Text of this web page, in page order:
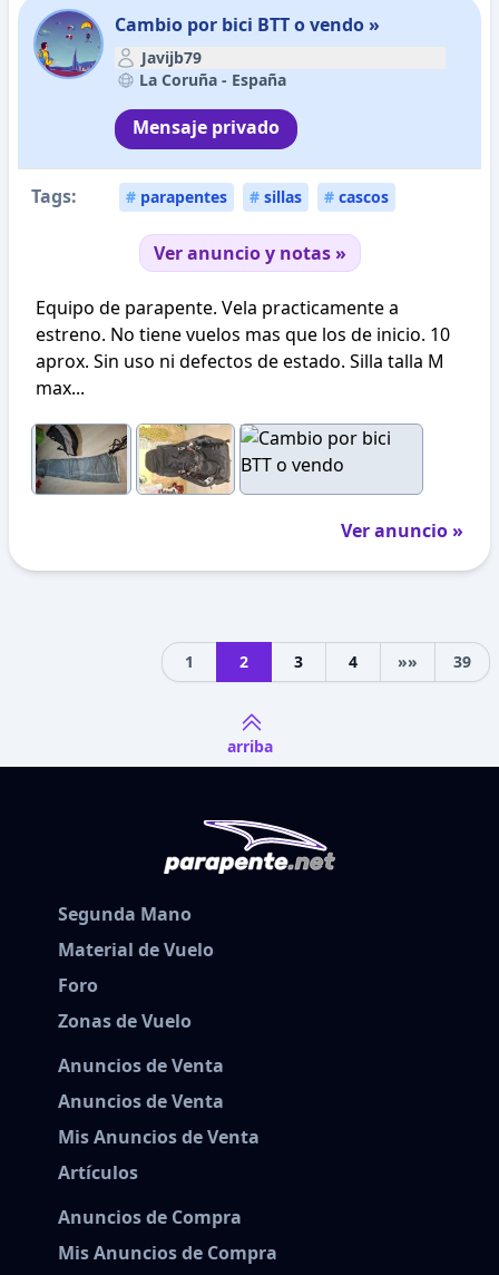
Cambio por bici BTT o vendo »
Javijb79
La Coruña - España
Mensaje privado
Tags: # parapentes # sillas # cascos
Ver anuncio y notas »
Equipo de parapente. Vela practicamente a
estreno. No tiene vuelos mas que los de inicio. 10
aprox. Sin uso ni defectos de estado. Silla talla M
max...
Ver anuncio »
1 2 3 4 Next
»» 39
arriba
Segunda Mano
Material de Vuelo
Foro
Zonas de Vuelo
Anuncios de Venta
Anuncios de Venta
Mis Anuncios de Venta
Artículos
Anuncios de Compra
Mis Anuncios de Compra